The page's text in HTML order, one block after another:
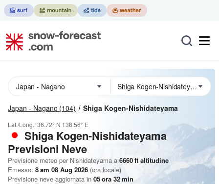
Japan - Nagano (104) Shiga Kogen-Nishidateyama
Lat./Long.:36.72° N 138.56° E
Shiga Kogen-Nishidateyama
Previsioni Neve
Previsione meteo per Nishidateyama a 6660ft altitudine
Emesso: 8 am 08 Aug 2026 (ora locale)
Previsione neve aggiornata in 05ora 32min